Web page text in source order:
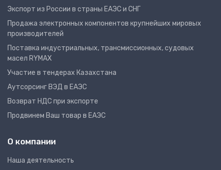
Экспорт из России в страны ЕАЭС и СНГ
Продажа электронных компонентов крупнейших мировых
производителей
Поставка индустриальных, трансмиссионных, судовых
масел RYMAX
Участие в тендерах Казахстана
Аутсорсинг ВЭД в ЕАЭС
Возврат НДС при экспорте
Продвинем Ваш товар в ЕАЭС
О компании
Наша деятельность